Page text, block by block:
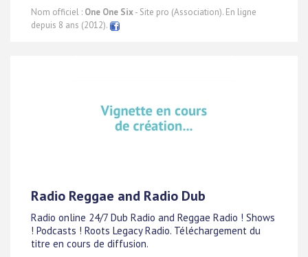
Nom officiel : One One Six- Site pro (Association). En ligne
depuis 8 ans (2012).
Radio Reggae and Radio Dub
Radio online 24/7 Dub Radio and Reggae Radio ! Shows
! Podcasts ! Roots Legacy Radio. Téléchargement du
titre en cours de diffusion.